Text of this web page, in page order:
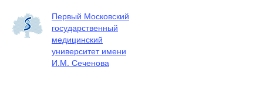
Первый Московский
государственный
медицинский
университет имени
И.М. Сеченова